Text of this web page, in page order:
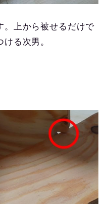
。上から被せるだけで
る次男。